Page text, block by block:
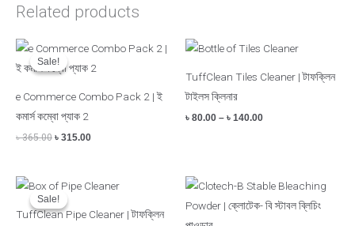
Related products
Sale!
Sale!
e Commerce Combo Pack 2 | ই
কমার্স কম্বো প্যাক 2
৳365.00
price
was:
৳ 315.00
Current
is:
TuffClean Tiles Cleaner | টাফক্লিন
টাইলস ক্লিনার
৳ 80.00 – ৳ 140.00
Price
through
Sale!
Sale!
TuffClean Pipe Cleaner | টাফক্লিন
Original
price
was:
৳ 500.00.
Current
৳ 450.00.